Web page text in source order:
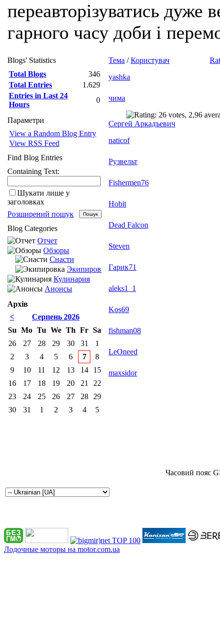
переавторізуватись
гарного часу доби і
Тема /Користувач
yashka
чима
Сергей Аркадъевич
naticof
Рузвельт
Fishermen76
Hobit
Dead Falcon
Steven
Гарик71
aleks1_1
Kos69
fishman08
LeOneed
maxsidor
Blogs' Statistics
Total Blogs
346
Total Entries
1.629
Entries in Last 24
Hours
0
Параметри
View a Random Blog Entry
View RSS Feed
Find Blog Entries
Containing Text:
Шукати лише у
заголовках
Розширений пошук
Blog Categories
Отчет
Обзоры
Снасти
Экипировка
Кулинария
Анонсы
Архів
<
Серпень 2026
Su Mo Tu We Th Fr Sa
26
27 28 29 30 31
1
2
3 4 5 6 7
8
9
10 11 12 13 14
15
16
17 18 19 20 21
22
23
24 25 26 27 28
29
30
31 1 2 3 4 5
Часовий пояс
Лодочные моторы на motor.com.ua